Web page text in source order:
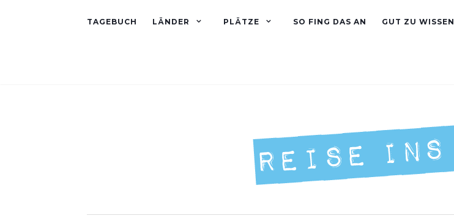
TAGEBUCH LÄNDER PLÄTZE SO FING DAS AN GUT ZU WISSEN